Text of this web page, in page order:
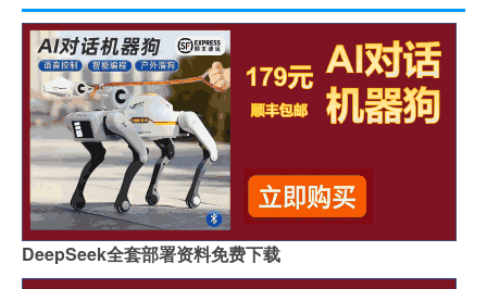
DeepSeek全套部署资料免费下载